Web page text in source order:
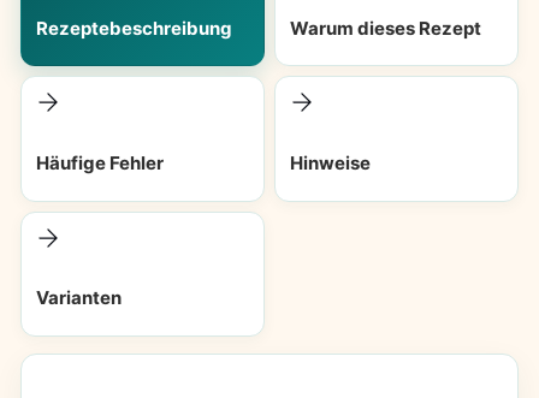
Rezeptebeschreibung Warum dieses Rezept
Häufige Fehler Hinweise
Varianten